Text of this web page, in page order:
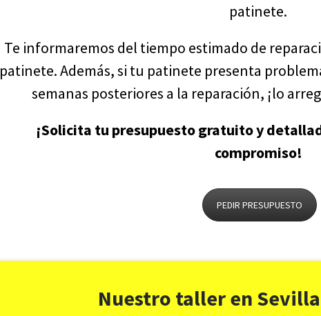
patinete.
Te informaremos del tiempo estimado de
patinete. Además, si tu patinete presenta
semanas posteriores a la reparación, ¡lo
¡Solicita tu presupuesto gratuito y
compromiso!
PEDIR PRESUPUESTO
Nuestro taller en